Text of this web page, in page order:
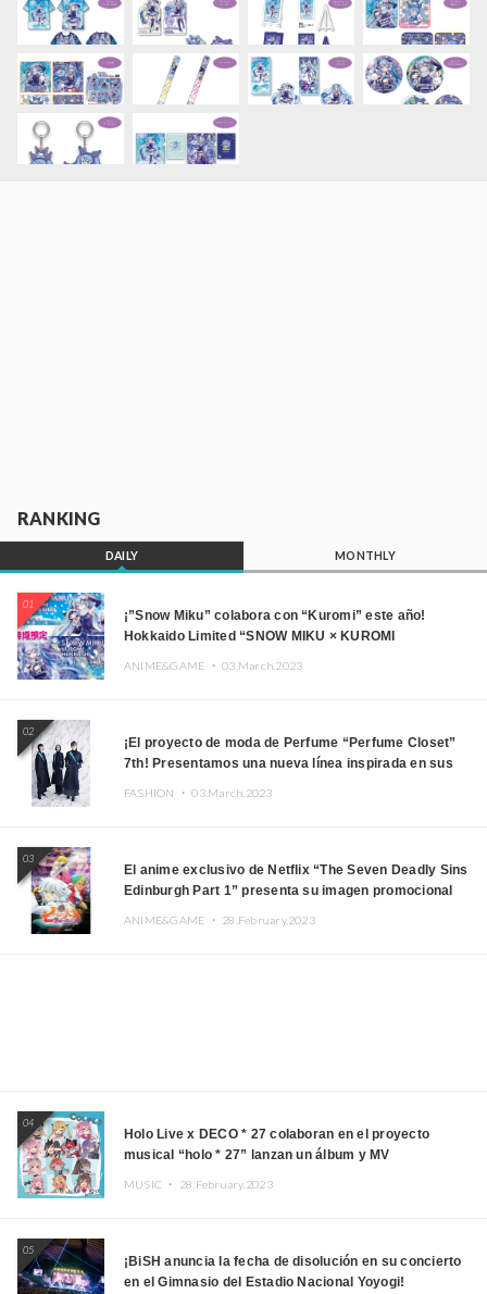
RANKING
DAILY MONTHLY
01
¡”Snow Miku” colabora con “Kuromi” este año!
Hokkaido Limited “SNOW MIKU × KUROMI
ANIME&GAME ・03.March.2023
02
¡El proyecto de moda de Perfume “Perfume Closet”
7th! Presentamos una nueva línea inspirada en sus
FASHION ・03.March.2023
03
El anime exclusivo de Netflix “The Seven Deadly Sins
Edinburgh Part 1” presenta su imagen promocional
ANIME&GAME ・ 28.February.2023
04
Holo Live x DECO * 27 colaboran en el proyecto
musical “holo * 27” lanzan un álbum y MV
MUSIC ・ 28.February.2023
05
¡BiSH anuncia la fecha de disolución en su concierto
en el Gimnasio del Estadio Nacional Yoyogi!